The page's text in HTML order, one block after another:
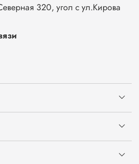
320, угол с ул.Кирова